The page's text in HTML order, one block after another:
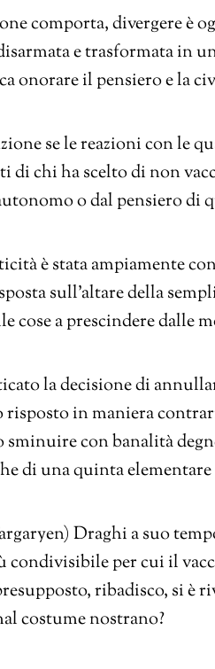
comporta, divergere è
e trasformata in
onorare il pensiero e la
se le reazioni con le
chi ha scelto di non
o dal pensiero di
è stata ampiamente
sull’altare della
cose a prescindere dalle
la decisione di
in maniera
con banalità
di una quinta elementare
Draghi a suo
condivisibile per cui il
ribadisco, si è
costume nostrano?